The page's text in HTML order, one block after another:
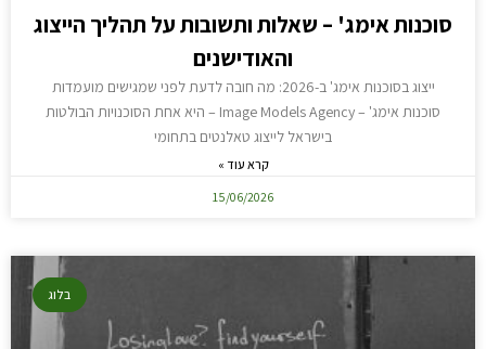
סוכנות אימג' – שאלות ותשובות על תהליך הייצוג
והאודישנים
ייצוג בסוכנות אימג' ב-2026: מה חובה לדעת לפני שמגישים מועמדות
סוכנות אימג' – Image Models Agency – היא אחת הסוכנויות הבולטות
בישראל לייצוג טאלנטים בתחומי
קרא עוד »
15/06/2026
בלוג